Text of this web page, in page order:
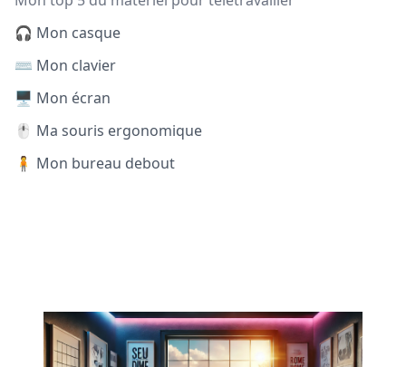
🎧 Mon casque
⌨️ Mon clavier
🖥️ Mon écran
🖱️ Ma souris ergonomique
🧍 Mon bureau debout